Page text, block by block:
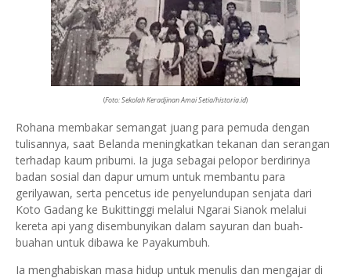
(Foto: Sekolah Keradjinan Amai Setia/historia.id)
Rohana membakar semangat juang para pemuda dengan
tulisannya, saat Belanda meningkatkan tekanan dan serangan
terhadap kaum pribumi. Ia juga sebagai pelopor berdirinya
badan sosial dan dapur umum untuk membantu para
gerilyawan, serta pencetus ide penyelundupan senjata dari
Koto Gadang ke Bukittinggi melalui Ngarai Sianok melalui
kereta api yang disembunyikan dalam sayuran dan buah-
buahan untuk dibawa ke Payakumbuh.
Ia menghabiskan masa hidup untuk menulis dan mengajar di